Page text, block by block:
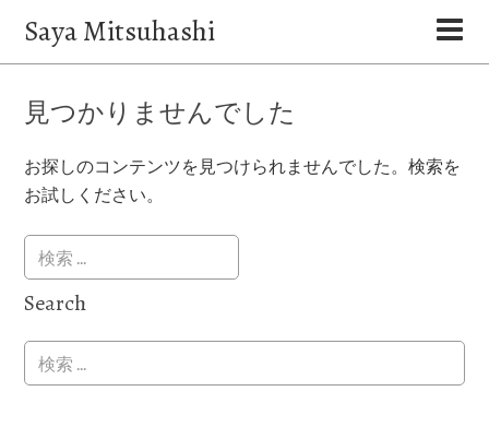
Saya Mitsuhashi
見つかりませんでした
お探しのコンテンツを見つけられませんでした。検索を
お試しください。
Search